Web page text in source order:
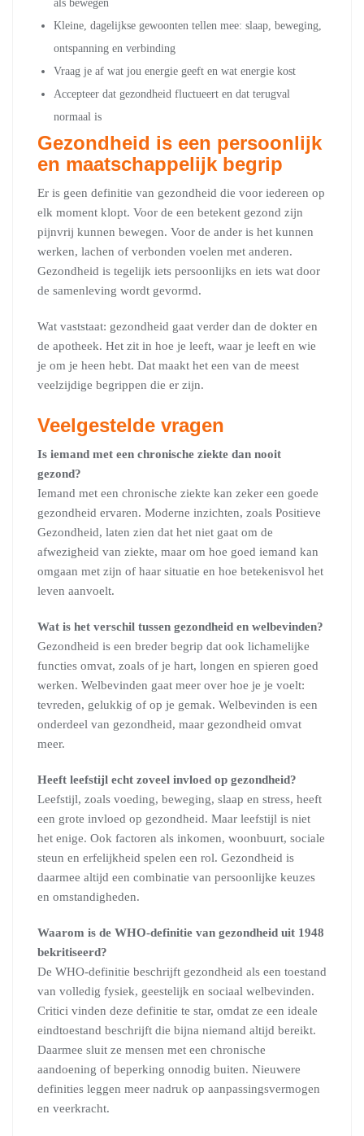
als bewegen
Kleine, dagelijkse gewoonten tellen mee: slaap, beweging,
ontspanning en verbinding
Vraag je af wat jou energie geeft en wat energie kost
Accepteer dat gezondheid fluctueert en dat terugval
normaal is
Gezondheid is een persoonlijk
en maatschappelijk begrip
Er is geen definitie van gezondheid die voor iedereen op
elk moment klopt. Voor de een betekent gezond zijn
pijnvrij kunnen bewegen. Voor de ander is het kunnen
werken, lachen of verbonden voelen met anderen.
Gezondheid is tegelijk iets persoonlijks en iets wat door
de samenleving wordt gevormd.
Wat vaststaat: gezondheid gaat verder dan de dokter en
de apotheek. Het zit in hoe je leeft, waar je leeft en wie
je om je heen hebt. Dat maakt het een van de meest
veelzijdige begrippen die er zijn.
Veelgestelde vragen
Is iemand met een chronische ziekte dan nooit
gezond?
Iemand met een chronische ziekte kan zeker een goede
gezondheid ervaren. Moderne inzichten, zoals Positieve
Gezondheid, laten zien dat het niet gaat om de
afwezigheid van ziekte, maar om hoe goed iemand kan
omgaan met zijn of haar situatie en hoe betekenisvol het
leven aanvoelt.
Wat is het verschil tussen gezondheid en welbevinden?
Gezondheid is een breder begrip dat ook lichamelijke
functies omvat, zoals of je hart, longen en spieren goed
werken. Welbevinden gaat meer over hoe je je voelt:
tevreden, gelukkig of op je gemak. Welbevinden is een
onderdeel van gezondheid, maar gezondheid omvat
meer.
Heeft leefstijl echt zoveel invloed op gezondheid?
Leefstijl, zoals voeding, beweging, slaap en stress, heeft
een grote invloed op gezondheid. Maar leefstijl is niet
het enige. Ook factoren als inkomen, woonbuurt, sociale
steun en erfelijkheid spelen een rol. Gezondheid is
daarmee altijd een combinatie van persoonlijke keuzes
en omstandigheden.
Waarom is de WHO-definitie van gezondheid uit 1948
bekritiseerd?
De WHO-definitie beschrijft gezondheid als een toestand
van volledig fysiek, geestelijk en sociaal welbevinden.
Critici vinden deze definitie te star, omdat ze een ideale
eindtoestand beschrijft die bijna niemand altijd bereikt.
Daarmee sluit ze mensen met een chronische
aandoening of beperking onnodig buiten. Nieuwere
definities leggen meer nadruk op aanpassingsvermogen
en veerkracht.